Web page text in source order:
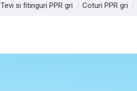
Tevi si fitinguri PPR gri Coturi PPR gri